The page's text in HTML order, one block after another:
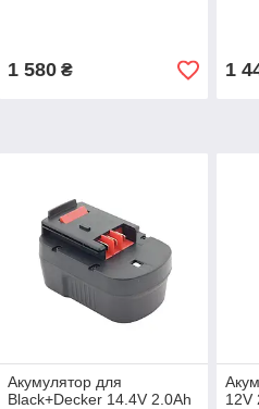
1 580₴ 1
Акумулятор для
Black+Decker 14.4V 2.0Ah
12V